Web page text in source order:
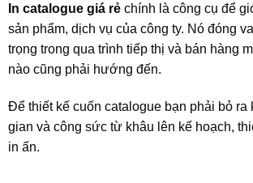
In catalogue giá rẻ chính là công cụ để
sản phẩm, dịch vụ của công ty. Nó đóng
trọng trong qua trình tiếp thị và bán hàng
nào cũng phải hướng đến.
Để thiết kế cuốn catalogue bạn phải bỏ ra
gian và công sức từ khâu lên kế hoạch,
in ấn.